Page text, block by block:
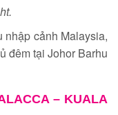
cảnh Malaysia,
đêm tại Johor Barhu
– KUALA